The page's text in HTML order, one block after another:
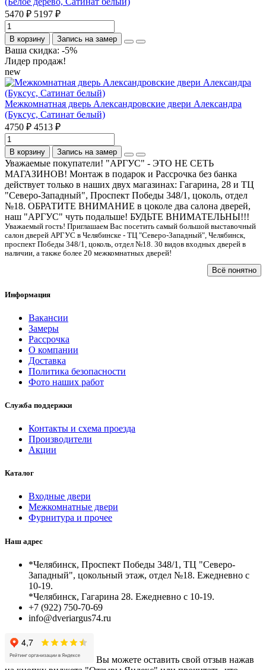
5470 ₽ 5197 ₽
В корзину Запись на замер
Ваша скидка: -5%
Лидер продаж!
new
Межкомнатная дверь Александровские двери Александра
(Буксус, Сатинат белый)
4750 ₽ 4513 ₽
В корзину Запись на замер
Уважаемые покупатели! "АРГУС" - ЭТО НЕ СЕТЬ
МАГАЗИНОВ! Монтаж в подарок и Рассрочка без банка
действует только в наших двух магазинах: Гагарина, 28 и ТЦ
"Северо-Западный", Проспект Победы 348/1, цоколь, отдел
№18. ОБРАТИТЕ ВНИМАНИЕ в цоколе два салона дверей,
наш "АРГУС" чуть подальше! БУДЬТЕ ВНИМАТЕЛЬНЫ!!!
Уважаемый гость! Приглашаем Вас посетить самый большой выставочный
салон дверей АРГУС в Челябинске - ТЦ "Северо-Западный", Челябинск,
проспект Победы 348/1, цоколь, отдел №18. 30 видов входных дверей в
наличии, а также более 20 межкомнатных дверей!
Всё понятно
Информация
Вакансии
Замеры
Рассрочка
О компании
Доставка
Политика безопасности
Фото наших работ
Служба поддержки
Контакты и схема проезда
Производители
Акции
Каталог
Входные двери
Межкомнатные двери
Фурнитура и прочее
Наш адрес
*Челябинск, Проспект Победы 348/1, ТЦ "Северо-
Западный", цокольный этаж, отдел №18. Ежедневно с
10-19.
*Челябинск, Гагарина 28. Ежедневно с 10-19.
+7 (922) 750-70-69
info@dveriargus74.ru
Вы можете оставить свой отзыв нажав